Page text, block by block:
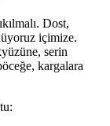
Dost,
içimize.
serin
kargalara